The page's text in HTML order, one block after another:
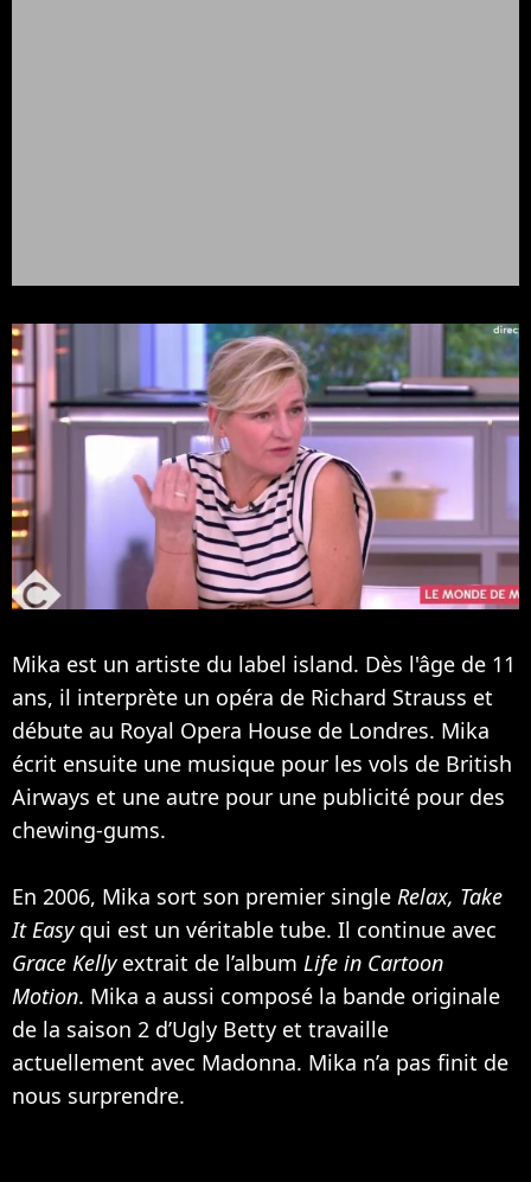
Mika est un artiste du label island. Dès l'âge de 11
ans, il interprète un opéra de Richard Strauss et
débute au Royal Opera House de Londres. Mika
écrit ensuite une musique pour les vols de British
Airways et une autre pour une publicité pour des
chewing-gums.
En 2006, Mika sort son premier single Relax, Take
It Easyqui est un véritable tube. Il continue avec
Grace Kellyextrait de l’album Life in Cartoon
Motion. Mika a aussi composé la bande originale
de la saison 2 d’Ugly Betty et travaille
actuellement avec Madonna. Mika n’a pas finit de
nous surprendre.